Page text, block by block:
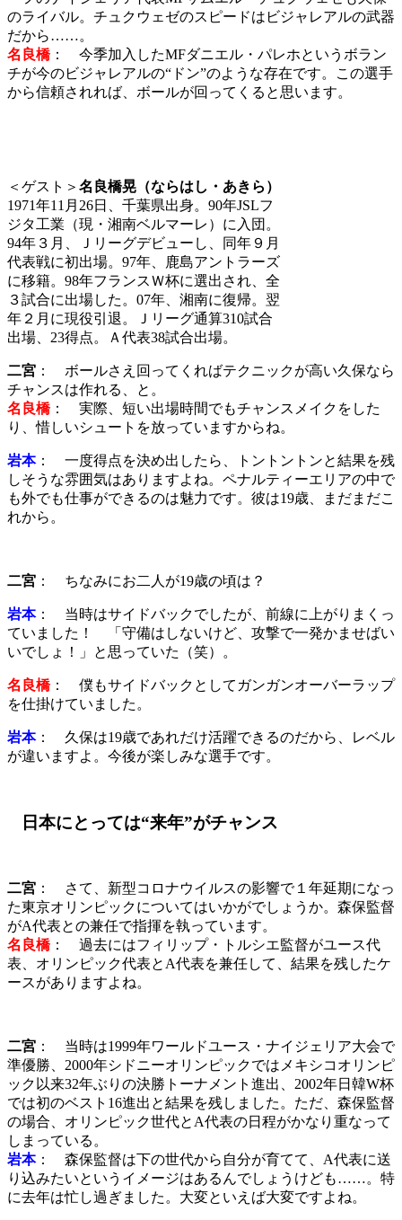
のライバル。チュクウェゼのスピードはビジャレアルの武器
だから……。
名良橋： 今季加入したMFダニエル・パレホというボラン
チが今のビジャレアルの“ドン”のような存在です。この選手
から信頼されれば、ボールが回ってくると思います。
＜ゲスト＞ 名良橋晃（ならはし・あきら）
1971年11月26日、千葉県出身。90年JSLフ
ジタ工業（現・湘南ベルマーレ）に入団。
94年３月、Ｊリーグデビューし、同年９月
代表戦に初出場。97年、鹿島アントラーズ
に移籍。98年フランスＷ杯に選出され、全
３試合に出場した。07年、湘南に復帰。翌
年２月に現役引退。Ｊリーグ通算310試合
出場、23得点。Ａ代表38試合出場。
二宮 ： ボールさえ回ってくればテクニックが高い久保なら
チャンスは作れる、と。
名良橋： 実際、短い出場時間でもチャンスメイクをした
り、惜しいシュートを放っていますからね。
岩本： 一度得点を決め出したら、トントントンと結果を残
しそうな雰囲気はありますよね。ペナルティーエリアの中で
も外でも仕事ができるのは魅力です。彼は19歳、まだまだこ
れから。
二宮 ： ちなみにお二人が19歳の頃は？
岩本： 当時はサイドバックでしたが、前線に上がりまくっ
ていました！ 「守備はしないけど、攻撃で一発かませばい
いでしょ！」と思っていた（笑）。
名良橋： 僕もサイドバックとしてガンガンオーバーラップ
を仕掛けていました。
岩本： 久保は19歳であれだけ活躍できるのだから、レベル
が違いますよ。今後が楽しみな選手です。
日本にとっては“来年”がチャンス
二宮 ： さて、新型コロナウイルスの影響で１年延期になっ
た東京オリンピックについてはいかがでしょうか。森保監督
がA代表との兼任で指揮を執っています。
名良橋： 過去にはフィリップ・トルシエ監督がユース代
表、オリンピック代表とA代表を兼任して、結果を残したケ
ースがありますよね。
二宮 ： 当時は1999年ワールドユース・ナイジェリア大会で
準優勝、2000年シドニーオリンピックではメキシコオリンピ
ック以来32年ぶりの決勝トーナメント進出、2002年日韓W杯
では初のベスト16進出と結果を残しました。ただ、森保監督
の場合、オリンピック世代とA代表の日程がかなり重なって
しまっている。
岩本： 森保監督は下の世代から自分が育てて、A代表に送
り込みたいというイメージはあるんでしょうけども……。特
に去年は忙し過ぎました。大変といえば大変ですよね。